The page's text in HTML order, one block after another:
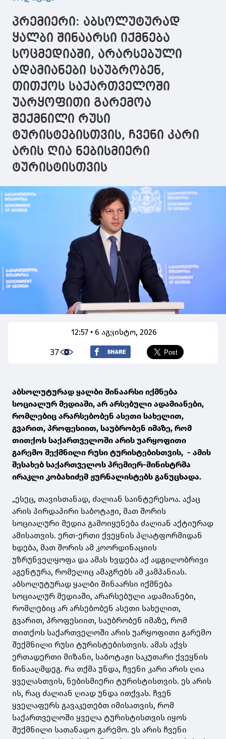
უნგრეთის
მაღალი რანგის
წარმომადგენლებთან
ერთად, „მწვანე
ენერგეტიკული
დერეფნის“ მე-12
მინისტერიალში
მიიღებს
სახელმწიფო
მდივანს და
რუმინეთის
ენერგეტიკის
სამინიტროს
სახელმწიფო
მდივანს შეხვდა
პრემიერი: აბსოლუტურად
ყალბი შინაარსი იქმნება
სოცმედიაში, არარსებული
ადამიანები საუბრობენ,
თითქოს საქართველოში
უარყოფითი გარემოა
შექმნილი რუსი
ტურისტებისთვის, ჩვენი კარი
არის ღია ნებისმიერი
ტურისტისთვის
12:57 • 6 აგვისტო, 2026
37
აბსოლუტურად ყალბი შინაარსი იქმნება
სოციალურ მედიაში, არ არსებული ადამიანები,
რომლებიც არარსებობენ ასეთი სახელით,
გვარით, პროფესიით, საუბრობენ იმაზე, რომ
თითქოს საქართველოში არის უარყოფითი
გარემო შექმნილი რუსი ტურისტებისთვის, - ამის
შესახებ საქართველოს პრემიერ-მინისტრმა
ირაკლი კობახიძემ ჟურნალისტებს განუცხადა.
„ესეც, თავისთანად, ძალიან საინტერესოა. აქაც
არის პირდაპირი საბოტაჟი, მათ შორის
სოციალური მედია გამოიყენება ძალიან აქტიურად
ამისათვის. ერთ-ერთი ქვეყნის პლატფორმიდან
ხდება, მათ შორის ამ კოორდინაციის
უზრუნველყოფა და ამას ხვდება აქ ადგილობრივი
აგენტურა, რომელიც ამაგრებს ამ კამპანიას.
აბსოლუტურად ყალბი შინაარსი იქმნება
სოციალურ მედიაში, არარსებული ადამიანები,
რომლებიც არ არსებობენ ასეთი სახელით,
გვარით, პროფესიით, საუბრობენ იმაზე, რომ
თითქოს საქართველოში არის უარყოფითი გარემო
შექმნილი რუსი ტურისტებისთვის. ამას აქვს
ერთადერთი მიზანი, საბოტაჟი საკუთარი ქვეყნის
წინააღმდეგ. რა თქმა უნდა, ჩვენი კარი არის ღია
ყველასთვის, ნებისმიერი ტურისტისთვის. ეს არის
ის, რაც ძალიან ღიად უნდა ითქვას. ჩვენ
ყველაფერს გავაკეთებთ იმისათვის, რომ
საქართველოში ყველა ტურისტისთვის იყოს
შექმნილი სათანადო გარემო. ეს არის ჩვენი